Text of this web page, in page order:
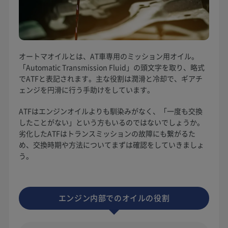
オートマオイルとは、AT車専用のミッション用オイル。
「Automatic Transmission Fluid」の頭文字を取り、略式
でATFと表記されます。主な役割は潤滑と冷却で、ギアチ
ェンジを円滑に行う手助けをしています。
ATFはエンジンオイルよりも馴染みがなく、「一度も交換
したことがない」という方もいるのではないでしょうか。
劣化したATFはトランスミッションの故障にも繋がるた
め、交換時期や方法についてまずは確認をしていきましょ
う。
エンジン内部でのオイルの役割